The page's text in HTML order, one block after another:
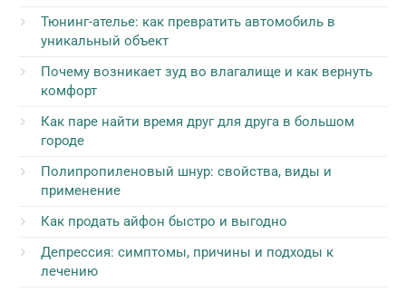
Тюнинг-ателье: как превратить автомобиль в
уникальный объект
Почему возникает зуд во влагалище и как вернуть
комфорт
Как паре найти время друг для друга в большом
городе
Полипропиленовый шнур: свойства, виды и
применение
Как продать айфон быстро и выгодно
Депрессия: симптомы, причины и подходы к
лечению